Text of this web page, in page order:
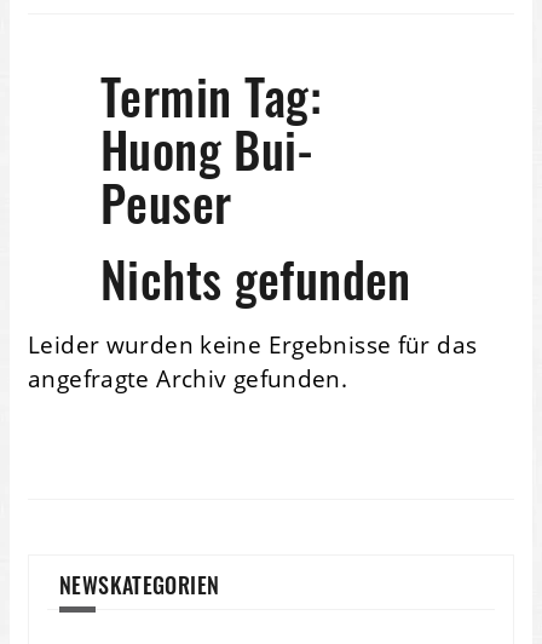
Termin Tag:
Huong Bui-
Peuser
Nichts gefunden
Leider wurden keine Ergebnisse für das
angefragte Archiv gefunden.
NEWSKATEGORIEN